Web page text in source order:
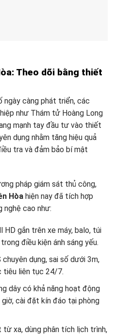
Theo dõi bằng thiết
ngày càng phát triển, các
như Thám tử Hoàng Long
mạnh tay đầu tư vào thiết
dụng nhằm tăng hiệu quả
tra và đảm bảo bí mật
pháp giám sát thủ công,
Hòa hiện nay đã tích hợp
cao như:
HD gắn trên xe máy, balo, túi
điều kiện ánh sáng yếu.
dụng, sai số dưới 3m,
tiêu liên tục 24/7.
dây có khả năng hoạt động
cài đặt kín đáo tại phòng
từ xa, dùng phân tích lịch trình,